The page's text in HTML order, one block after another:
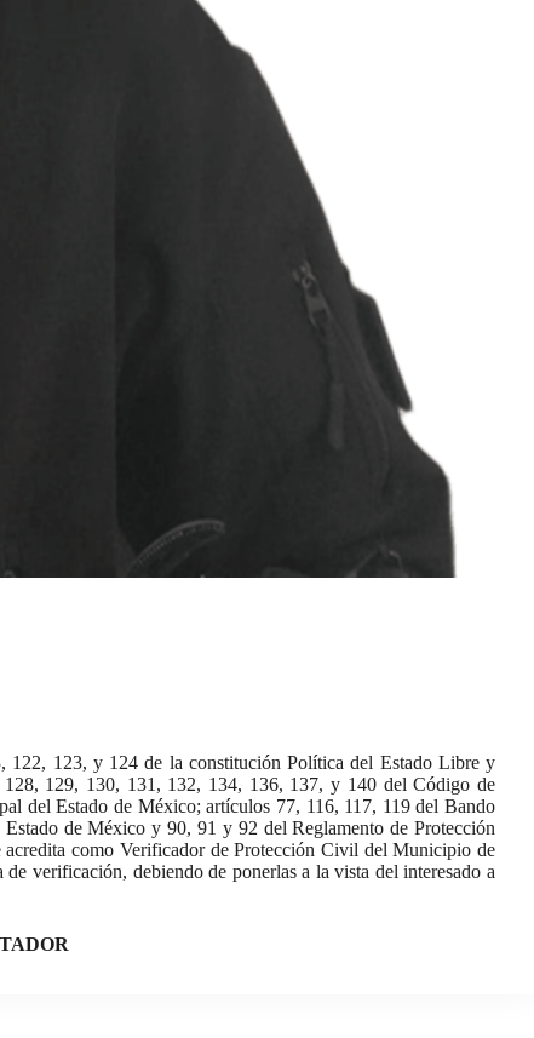
122, 123, y 124 de la constitución Política del Estado Libre y
129, 130, 131, 132, 134, 136, 137, y 140 del Código de
del Estado de México; artículos 77, 116, 117, 119 del Bando
de México y 90, 91 y 92 del Reglamento de Protección
como Verificador de Protección Civil del Municipio de
verificación, debiendo de ponerlas a la vista del interesado a